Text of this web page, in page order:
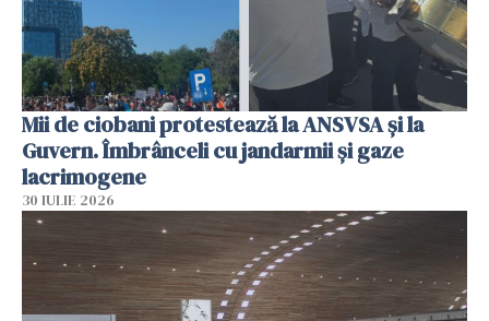
Mii de ciobani protestează la ANSVSA și la
Guvern. Îmbrânceli cu jandarmii și gaze
lacrimogene
30 IULIE 2026